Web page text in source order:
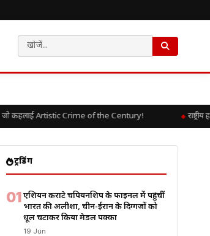
कहलाई Artistic Crime of the Century! राष्ट्रीय
ट्रेंडिंग
01एशियन कराटे चैंपियनशिप के फाइनल में पहुंचीं
भारत की अलीशा, चीन-ईरान के दिग्गजों को
धूल चटाकर किया मेडल पक्का
19 Jun